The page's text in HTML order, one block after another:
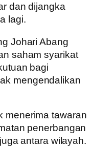
dan dijangka
lagi.
Johari Abang
saham syarikat
bagi
mengendalikan
menerima tawaran
penerbangan
antara wilayah.